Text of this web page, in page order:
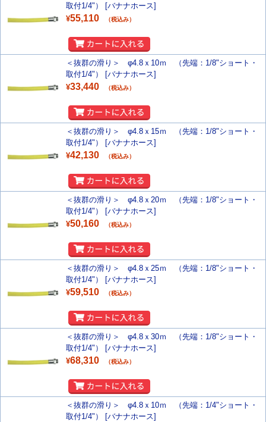
取付1/4"） [バナナホース]
¥55,110 （税込み）
＜抜群の滑り＞ φ4.8ｘ10ｍ （先端：1/8"ショート・
取付1/4"） [バナナホース]
¥33,440 （税込み）
＜抜群の滑り＞ φ4.8ｘ15ｍ （先端：1/8"ショート・
取付1/4"） [バナナホース]
¥42,130 （税込み）
＜抜群の滑り＞ φ4.8ｘ20ｍ （先端：1/8"ショート・
取付1/4"） [バナナホース]
¥50,160 （税込み）
＜抜群の滑り＞ φ4.8ｘ25ｍ （先端：1/8"ショート・
取付1/4"） [バナナホース]
¥59,510 （税込み）
＜抜群の滑り＞ φ4.8ｘ30ｍ （先端：1/8"ショート・
取付1/4"） [バナナホース]
¥68,310 （税込み）
＜抜群の滑り＞ φ4.8ｘ10ｍ （先端：1/4"ショート・
取付1/4"） [バナナホース]